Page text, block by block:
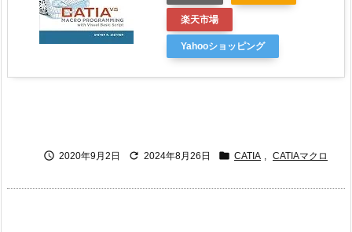
楽天市場
Yahooショッピング
 2020年9月2日  2024年8月26日  CATIA CATIAマクロ